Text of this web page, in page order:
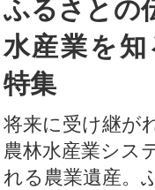
ふるさとの
水産業を
特集
将来に受け継が
農林水産業シス
れる農業遺産。